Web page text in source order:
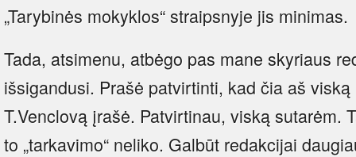
„Tarybinės mokyklos“ straipsnyje jis minimas.
Tada, atsimenu, atbėgo pas mane skyriaus
išsigandusi. Prašė patvirtinti, kad čia aš
T.Venclovą įrašė. Patvirtinau, viską sutarėm.
to „tarkavimo“ neliko. Galbūt redakcijai